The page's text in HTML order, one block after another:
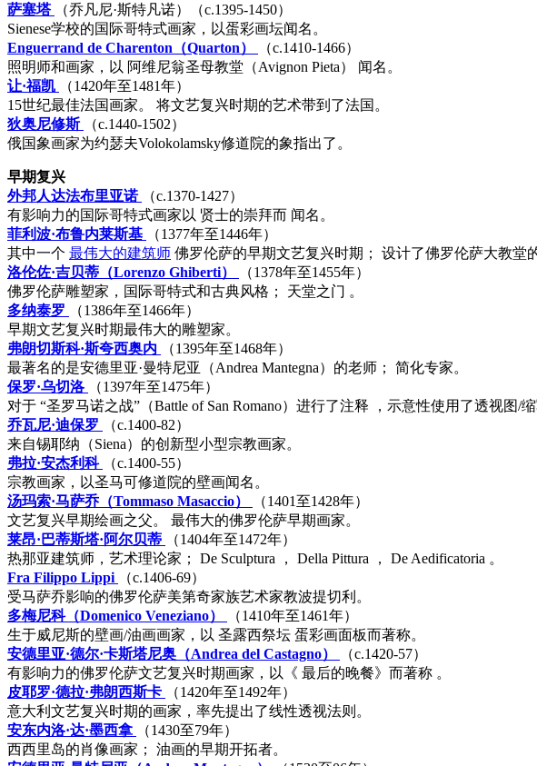
萨塞塔
（乔凡尼·斯特凡诺）（c.1395-1450）
Sienese学校的国际哥特式画家，以蛋彩画坛闻名。
Enguerrand de Charenton（Quarton）
（c.1410-1466）
照明师和画家，以 阿维尼翁圣母教堂（Avignon Pieta）
闻名。
让·福凯
（1420年至1481年）
15世纪最佳法国画家。 将文艺复兴时期的艺术带到了法国。
狄奥尼修斯
（c.1440-1502）
俄国象画家为约瑟夫Volokolamsky修道院的象指出了。
早期复兴
外邦人达法布里亚诺
（c.1370-1427）
有影响力的国际哥特式画家以 贤士的崇拜而 闻名。
菲利波·布鲁内莱斯基
（1377年至1446年）
其中一个 最伟大的建筑师 佛罗伦萨的早期文艺复兴时期； 设计了佛罗伦萨大教堂
洛伦佐·吉贝蒂（Lorenzo Ghiberti）
（1378年至1455年）
佛罗伦萨雕塑家，国际哥特式和古典风格； 天堂之门 。
多纳泰罗
（1386年至1466年）
早期文艺复兴时期最伟大的雕塑家。
弗朗切斯科·斯夸西奥内
（1395年至1468年）
最著名的是安德里亚·曼特尼亚（Andrea Mantegna）的老师； 简化专家。
保罗·乌切洛
（1397年至1475年）
对于 “圣罗马诺之战”（Battle of San Romano）进行了注释 ，示意性使用了透视图/缩
乔瓦尼·迪保罗
（c.1400-82）
来自锡耶纳（Siena）的创新型小型宗教画家。
弗拉·安杰利科
（c.1400-55）
宗教画家，以圣马可修道院的壁画闻名。
汤玛索·马萨乔（Tommaso Masaccio）
（1401至1428年）
文艺复兴早期绘画之父。 最伟大的佛罗伦萨早期画家。
莱昂·巴蒂斯塔·阿尔贝蒂
（1404年至1472年）
热那亚建筑师，艺术理论家； De Sculptura ， Della Pittura ， De Aedificatoria 。
Fra Filippo Lippi
（c.1406-69）
受马萨乔影响的佛罗伦萨美第奇家族艺术家教波提切利。
多梅尼科（Domenico Veneziano）
（1410年至1461年）
生于威尼斯的壁画/油画画家，以 圣露西祭坛 蛋彩画面板而著称。
安德里亚·德尔·卡斯塔尼奥（Andrea del Castagno）
（c.1420-57）
有影响力的佛罗伦萨文艺复兴时期画家，以《 最后的晚餐》而著称 。
皮耶罗·德拉·弗朗西斯卡
（1420年至1492年）
意大利文艺复兴时期的画家，率先提出了线性透视法则。
安东内洛·达·墨西拿
（1430至79年）
西西里岛的肖像画家； 油画的早期开拓者。